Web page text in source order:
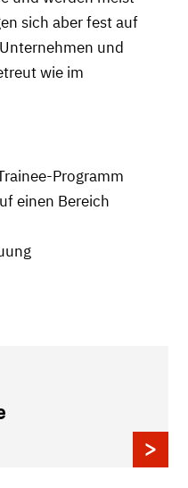
sich aber fest auf
und
wie im
Programm
einen Bereich